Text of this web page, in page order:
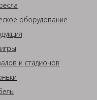
оборудование
и стадионов